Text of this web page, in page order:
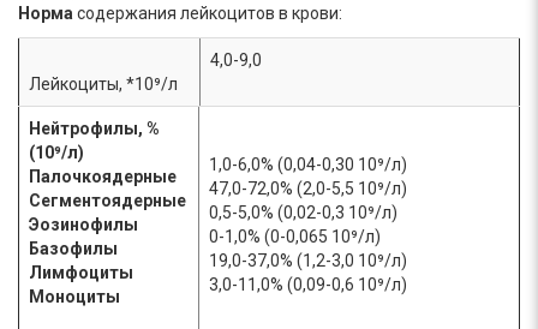
Норма содержания лейкоцитов в крови:
Лейкоциты, *10⁹/л
4,0-9,0
Нейтрофилы, %
(10⁹/л)
Палочкоядерные
Сегментоядерные
Эозинофилы
Базофилы
Лимфоциты
Моноциты
1,0-6,0% (0,04-0,30 10⁹/л)
47,0-72,0% (2,0-5,5 10⁹/л)
0,5-5,0% (0,02-0,3 10⁹/л)
0-1,0% (0-0,065 10⁹/л)
19,0-37,0% (1,2-3,0 10⁹/л)
3,0-11,0% (0,09-0,6 10⁹/л)